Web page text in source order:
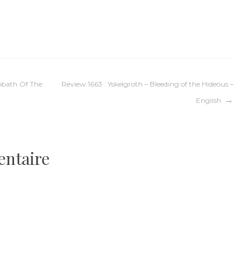
Of The
Review 1663 : Yskelgroth – Bleeding of the Hideous –
English